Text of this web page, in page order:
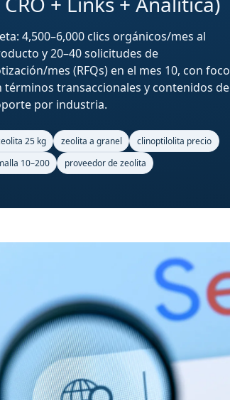
4,500–6,000 clics orgánicos/mes al
y 20–40 solicitudes de
mes (RFQs) en el mes 10, con foco
términos transaccionales y contenidos de
por industria.
25 kg zeolita a granel
clinoptilolita precio
10–200
proveedor de zeolita